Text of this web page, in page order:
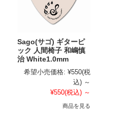
Sago(サゴ) ギターピ
ック 人間椅子 和嶋慎
治 White1.0mm
希望小売価格: ¥550(税
込) ～
¥550(税込) ～
商品を見る